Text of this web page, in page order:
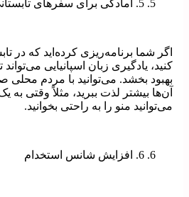
5. آمادگی برای سفرهای تابستانی
اگر شما برنامه‌ریزی کرده‌اید که در
کنید، یادگیری زبان اسپانیایی
بهبود بخشد. می‌توانید با مردم محلی
آن‌ها بیشتر لذت ببرید، مثلاً وقتی
می‌توانید منو را به راحتی بخوانید.
6. افزایش شانس استخدام